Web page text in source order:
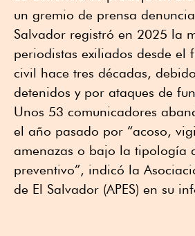
un gremio de prensa
Salvador registró en 2025 la
periodistas exiliados desde el
civil hace tres décadas,
detenidos y por ataques de
Unos 53 comunicadores
el año pasado por “acoso,
amenazas o bajo la tipología
preventivo”, indicó la
de El Salvador (APES) en su